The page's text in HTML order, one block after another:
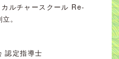
ルチャースクール Re-
。
認定指導士